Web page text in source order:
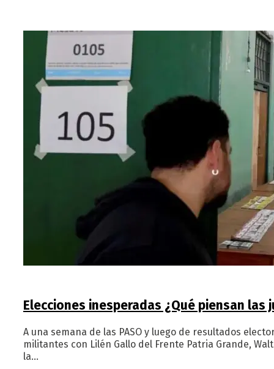
Elecciones inesperadas ¿Qué piensan las
A una semana de las PASO y luego de resultados
militantes con Lilén Gallo del Frente Patria Grande,
la…